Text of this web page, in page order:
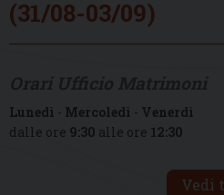
(31/08-03/09)
Lunedì - Mercoledì - Venerdì
dalle ore 9:30 alle ore 12:30
Vedi